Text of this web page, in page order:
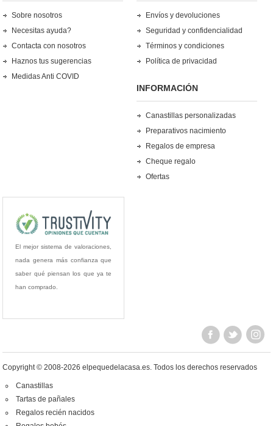
Sobre nosotros
Necesitas ayuda?
Contacta con nosotros
Haznos tus sugerencias
Medidas Anti COVID
Envíos y devoluciones
Seguridad y confidencialidad
Términos y condiciones
Política de privacidad
INFORMACIÓN
Canastillas personalizadas
Preparativos nacimiento
Regalos de empresa
Cheque regalo
Ofertas
El mejor sistema de valoraciones,
nada genera más confianza que
saber qué piensan los que ya te
han comprado.
Copyright © 2008-2026 elpequedelacasa.es.Todos los derechos reservados
Canastillas
Tartas de pañales
Regalos recién nacidos